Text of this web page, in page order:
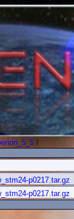
/
p0217.tar.gz
p0217.tar.gz